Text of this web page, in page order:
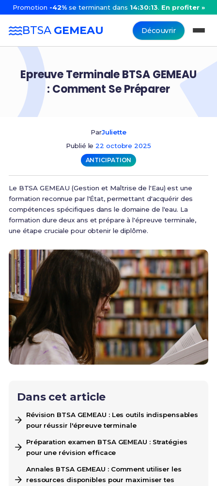
Promotion -42%se terminant dans 14:30:13. En profiter »
BTSA GEMEAU Découvrir
Epreuve Terminale BTSA GEMEAU
: Comment Se Préparer
ParJuliette
Publié le 22 octobre 2025
ANTICIPATION
Le BTSA GEMEAU (Gestion et Maîtrise de l'Eau) est une
formation reconnue par l'État, permettant d'acquérir des
compétences spécifiques dans le domaine de l'eau. La
formation dure deux ans et prépare à l'épreuve terminale,
une étape cruciale pour obtenir le diplôme.
Dans cet article
Révision BTSA GEMEAU : Les outils indispensables
pour réussir l'épreuve terminale
Préparation examen BTSA GEMEAU : Stratégies
pour une révision efficace
Annales BTSA GEMEAU : Comment utiliser les
ressources disponibles pour maximiser tes